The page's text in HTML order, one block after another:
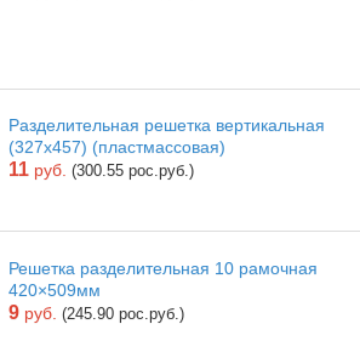
Разделительная решетка вертикальная
(327х457) (пластмассовая)
11 руб. (300.55 рос.руб.)
Решетка разделительная 10 рамочная
420×509мм
9 руб. (245.90 рос.руб.)